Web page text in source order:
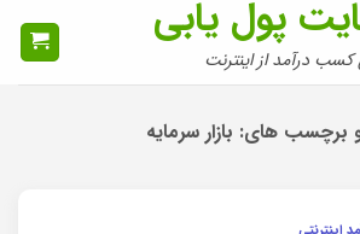
پول یابی
درآمد از اینترنت
برچسب های: بازار سرمایه